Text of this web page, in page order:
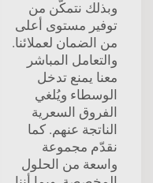
وبذلك نتمكّن من
توفير مستوى أعلى
من الضمان لعملائنا.
والتعامل المباشر
معنا يمنع تدخل
الوسطاء ويُلغي
الفروق السعرية
الناتجة عنهم. كما
نقدّم مجموعة
واسعة من الحلول